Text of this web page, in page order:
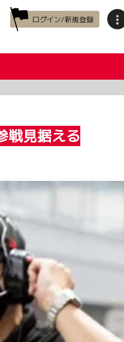
ログイン/新規登録
戦見据える